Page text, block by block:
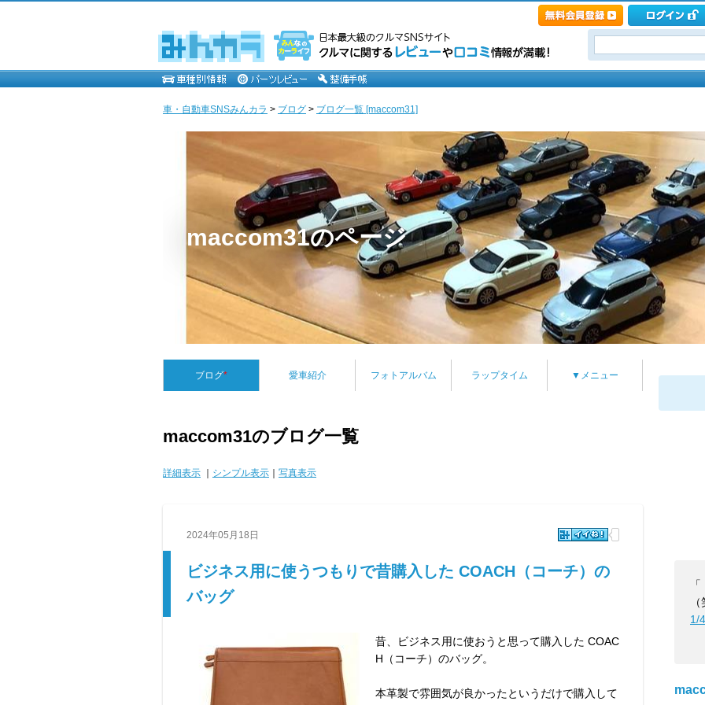
車・自動車SNSみんカラ > ブログ > ブログ一覧 [maccom31]
maccom31のページ
ブログ* 愛車紹介 フォトアルバム ラップタイム ▼メニュー
maccom31のブログ一覧
詳細表示 シンプル表示 写真表示
2024年05月18日
ビジネス用に使うつもりで昔購入した COACH（コーチ）の
バッグ
昔、ビジネス用に使おうと思って購入した COAC
H（コーチ）のバッグ。
本革製で雰囲気が良かったというだけで購入して
1/